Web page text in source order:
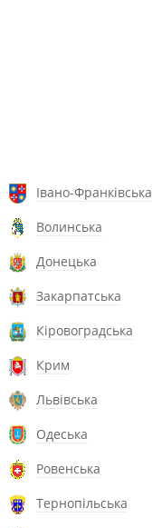
Івано-Франківська
Волинська
Донецька
Закарпатська
Кіровоградська
Крим
Львівська
Одеська
Ровенська
Тернопільська